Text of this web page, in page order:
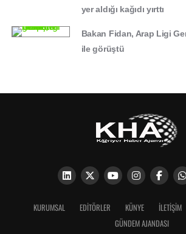
yer aldığı kağıdı yırttı
Bakan Fidan, Arap Ligi
ile görüştü
KURUMSAL EDITÖRLER KÜNYE İLETIŞIM
GÜNDEM AJANDASI